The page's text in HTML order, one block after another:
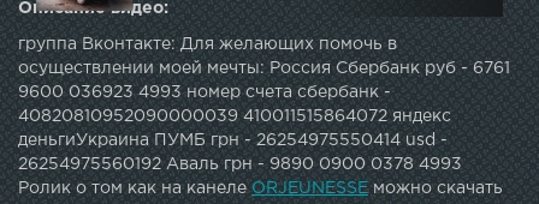
Описание видео:
группа Вконтакте: Для желающих помочь в
осуществлении моей мечты: Россия Сбербанк руб - 6761
9600 036923 4993 номер счета сбербанк -
40820810952090000039 410011515864072 яндекс
деньгиУкраина ПУМБ грн - 26254975550414 usd -
26254975560192 Аваль грн - 9890 0900 0378 4993
Ролик о том как на канеле ORJEUNESSE можно скачать